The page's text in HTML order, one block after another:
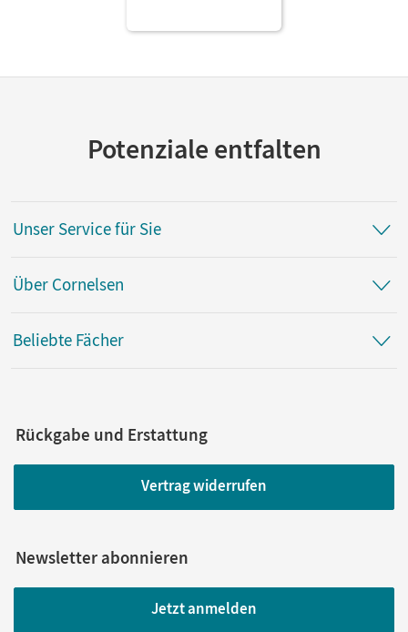
Potenziale entfalten
Unser Service für Sie
Über Cornelsen
Beliebte Fächer
Rückgabe und Erstattung
Vertrag widerrufen
Newsletter abonnieren
Jetzt anmelden